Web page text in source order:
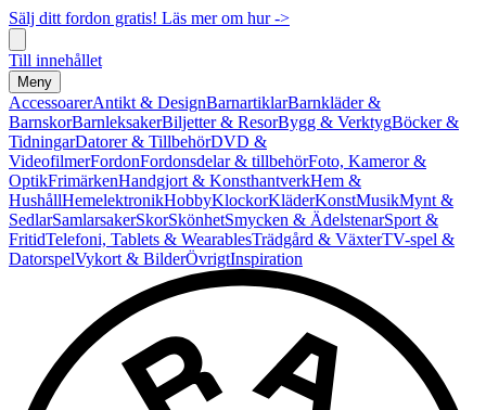
Sälj ditt fordon gratis! Läs mer om hur ->
Till innehållet
Meny
AccessoarerAntikt & DesignBarnartiklarBarnkläder &
BarnskorBarnleksakerBiljetter & ResorBygg & VerktygBöcker &
TidningarDatorer & TillbehörDVD &
VideofilmerFordonFordonsdelar & tillbehörFoto, Kameror &
OptikFrimärkenHandgjort & KonsthantverkHem &
HushållHemelektronikHobbyKlockorKläderKonstMusikMynt &
SedlarSamlarsakerSkorSkönhetSmycken & ÄdelstenarSport &
FritidTelefoni, Tablets & WearablesTrädgård & VäxterTV-spel &
DatorspelVykort & BilderÖvrigtInspiration